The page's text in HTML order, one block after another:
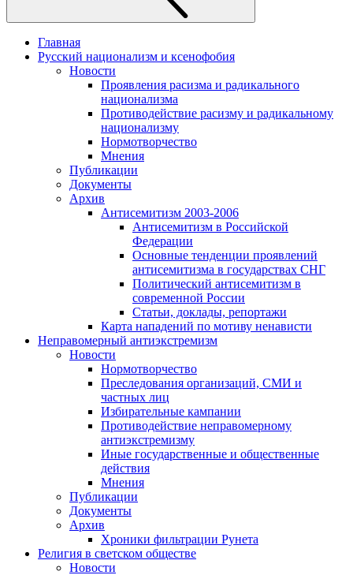
Главная
Русский национализм и ксенофобия
Новости
Проявления расизма и радикального
национализма
Противодействие расизму и радикальному
национализму
Нормотворчество
Мнения
Публикации
Документы
Архив
Антисемитизм 2003-2006
Антисемитизм в Российской
Федерации
Основные тенденции проявлений
антисемитизма в государствах СНГ
Политический антисемитизм в
современной России
Статьи, доклады, репортажи
Карта нападений по мотиву ненависти
Неправомерный антиэкстремизм
Новости
Нормотворчество
Преследования организаций, СМИ и
частных лиц
Избирательные кампании
Противодействие неправомерному
антиэкстремизму
Иные государственные и общественные
действия
Мнения
Публикации
Документы
Архив
Хроники фильтрации Рунета
Религия в светском обществе
Новости